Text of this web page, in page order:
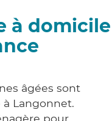
à domicile
âgées sont
à Langonnet.